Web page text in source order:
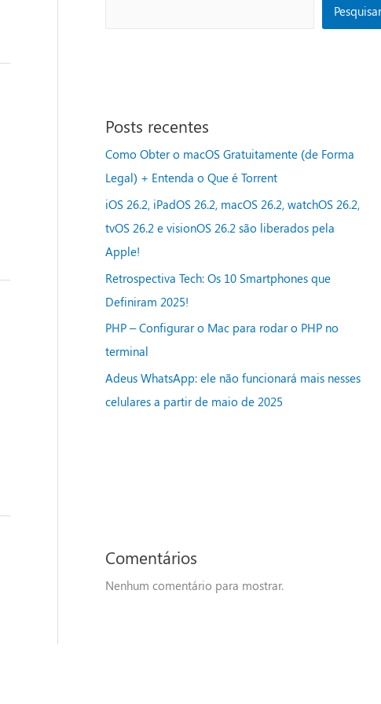
Pesquisar
Posts recentes
Como Obter o macOS Gratuitamente (de Forma
Legal) + Entenda o Que é Torrent
iOS 26.2, iPadOS 26.2, macOS 26.2, watchOS 26.2,
tvOS 26.2 e visionOS 26.2 são liberados pela
Apple!
Retrospectiva Tech: Os 10 Smartphones que
Definiram 2025!
PHP – Configurar o Mac para rodar o PHP no
terminal
Adeus WhatsApp: ele não funcionará mais nesses
celulares a partir de maio de 2025
Comentários
Nenhum comentário para mostrar.